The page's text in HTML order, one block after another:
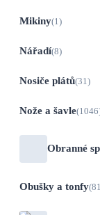
Mikiny(1)
Nářadí(8)
Nosiče plátů(31)
Nože a šavle
Obranné
Obušky a tonfy